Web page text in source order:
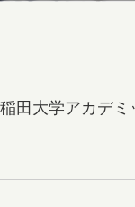
田大学アカデ